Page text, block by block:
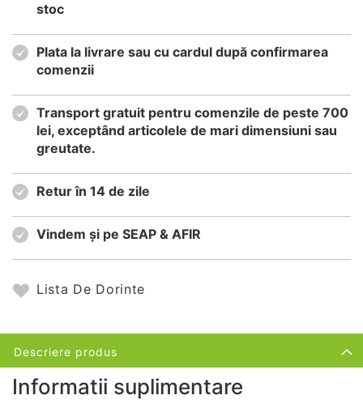
stoc
Plata la livrare sau cu cardul după confirmarea
comenzii
Transport gratuit pentru comenzile de peste 700
lei, exceptând articolele de mari dimensiuni sau
greutate.
Retur în 14 de zile
Vindem și pe SEAP & AFIR
Lista De Dorinte
Descriere produs
Informatii suplimentare